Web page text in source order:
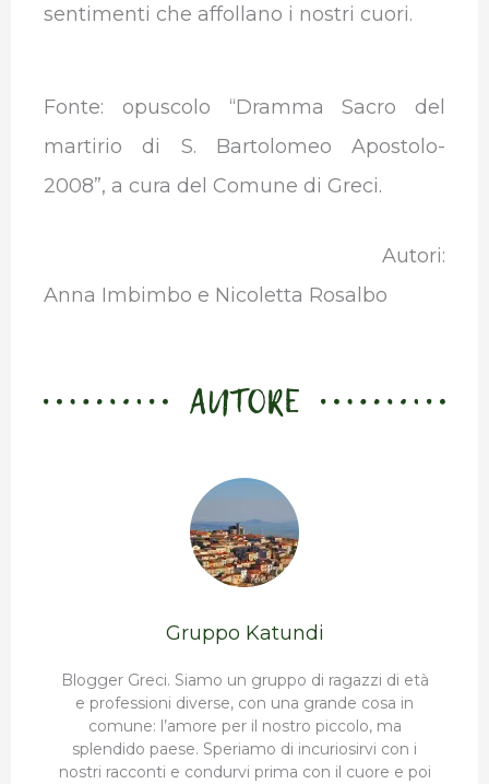
sentimenti che affollano i nostri cuori.
Fonte: opuscolo “Dramma Sacro del
martirio di S. Bartolomeo Apostolo-
2008”, a cura del Comune di Greci.
Autori:
Anna Imbimbo e Nicoletta Rosalbo
AUTORE
Gruppo Katundi
Blogger Greci. Siamo un gruppo di ragazzi di età
e professioni diverse, con una grande cosa in
comune: l’amore per il nostro piccolo, ma
splendido paese. Speriamo di incuriosirvi con i
nostri racconti e condurvi prima con il cuore e poi